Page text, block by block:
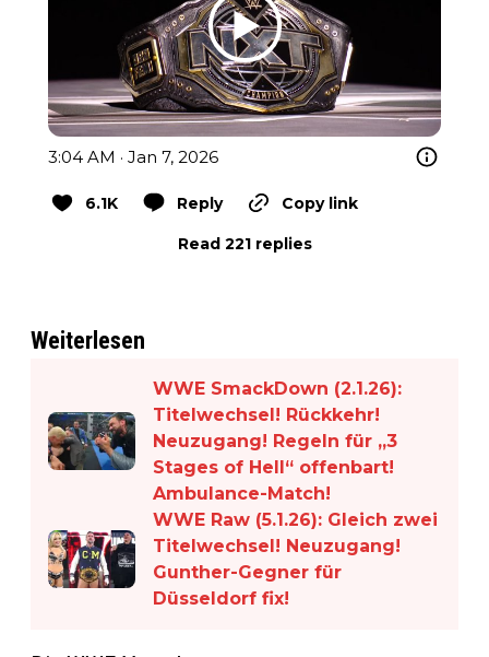
3:04 AM · Jan 7, 2026
6.1K Reply Copy link
Read 221 replies
Weiterlesen
WWE SmackDown (2.1.26):
Titelwechsel! Rückkehr!
Neuzugang! Regeln für „3
Stages of Hell“ offenbart!
Ambulance-Match!
WWE Raw (5.1.26): Gleich zwei
Titelwechsel! Neuzugang!
Gunther-Gegner für
Düsseldorf fix!